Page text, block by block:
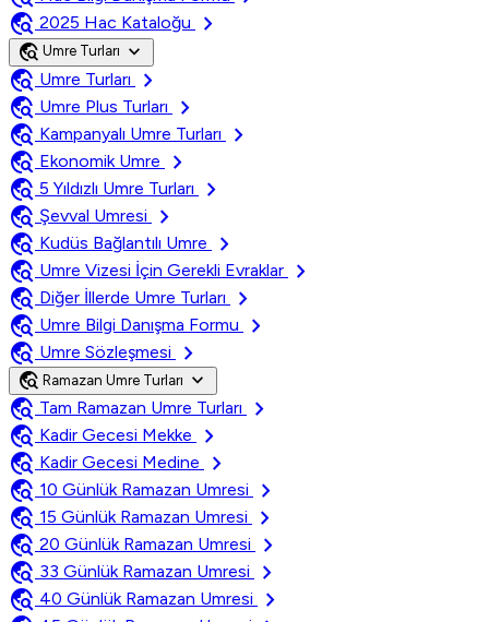
travel_explore 2025 Hac Kataloğu chevron_right
travel_explore Umre Turları expand_more
travel_explore Umre Turları
chevron_right
travel_explore Umre Plus Turları
chevron_right
travel_explore Kampanyalı Umre Turları
chevron_right
travel_explore Ekonomik Umre
chevron_right
travel_explore 5 Yıldızlı Umre Turları
chevron_right
travel_explore Şevval Umresi
chevron_right
travel_explore Kudüs Bağlantılı Umre
chevron_right
travel_explore Umre Vizesi İçin Gerekli Evraklar
chevron_right
travel_explore Diğer İllerde Umre Turları
chevron_right
travel_explore Umre Bilgi Danışma Formu
chevron_right
travel_explore Umre Sözleşmesi chevron_right
travel_explore Ramazan Umre Turları expand_more
travel_explore Tam Ramazan Umre Turları
chevron_right
travel_explore Kadir Gecesi Mekke
chevron_right
travel_explore Kadir Gecesi Medine
chevron_right
travel_explore 10 Günlük Ramazan Umresi
chevron_right
travel_explore 15 Günlük Ramazan Umresi
chevron_right
travel_explore 20 Günlük Ramazan Umresi
chevron_right
travel_explore 33 Günlük Ramazan Umresi
chevron_right
travel_explore 40 Günlük Ramazan Umresi
chevron_right